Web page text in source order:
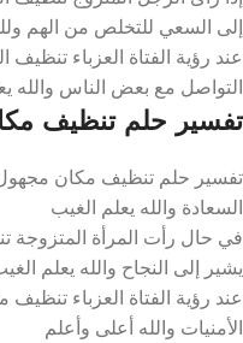
إلى السعي للتخلص من الهم
عند رؤية الفتاة العزباء
التواصل مع بعض الناس والله
تفسير حلم تنظيف
تفسير حلم تنظيف مكان
السعادة والله يعلم الغيب
في حال رأت المرأة
يشير إلى النجاح والله يعلم
عند رؤية الفتاة العزباء
الأمنيات والله أعلى وأعلم